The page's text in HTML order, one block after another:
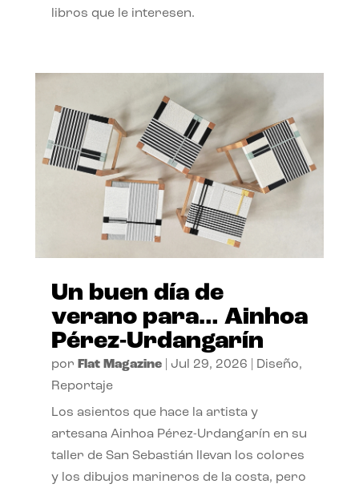
libros que le interesen.
Un buen día de
verano para… Ainhoa
Pérez-Urdangarín
por Flat Magazine| Jul 29, 2026 Diseño,
Reportaje
Los asientos que hace la artista y
artesana Ainhoa Pérez-Urdangarín en su
taller de San Sebastián llevan los colores
y los dibujos marineros de la costa, pero